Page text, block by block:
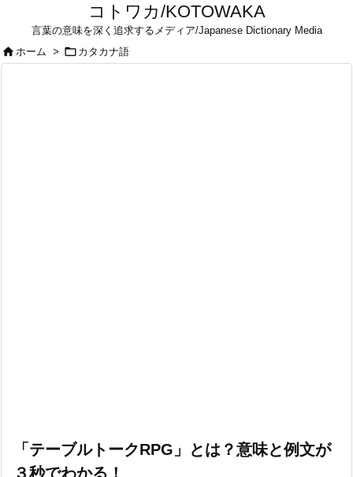
コトワカ/KOTOWAKA
言葉の意味を深く追求するメディア/Japanese Dictionary Media
ホーム >  カタカナ語
「テーブルトークRPG」とは？意味と例文が
３秒でわかる！